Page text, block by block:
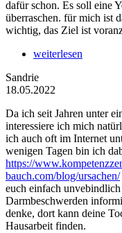
dafür schon. Es soll eine
überraschen. für mich ist
wichtig, das Ziel ist
weiterlesen
Sandrie
18.05.2022
Da ich seit Jahren unter
interessiere ich mich
ich auch oft im Internet
wenigen Tagen bin ich
https://
bauch.com/blog/ursachen/
euch einfach
Darmbeschwerden
denke, dort kann deine
Hausarbeit finden.